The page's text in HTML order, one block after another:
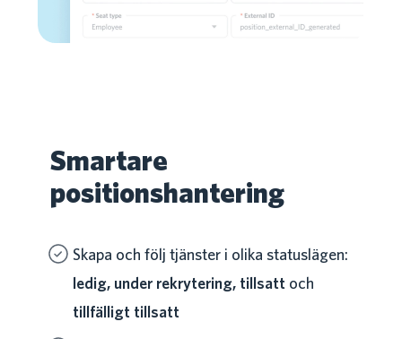
Smartare
positionshantering
Skapa och följ tjänster i olika statuslägen:
ledig, under rekrytering, tillsattoch
tillfälligt tillsatt